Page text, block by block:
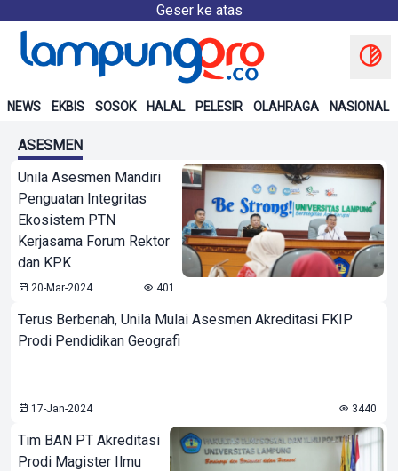
Geser ke atas
NEWS EKBIS SOSOK HALAL PELESIR OLAHRAGA NASIONAL
ASESMEN
Unila Asesmen Mandiri
Penguatan Integritas
Ekosistem PTN
Kerjasama Forum Rektor
dan KPK
20-Mar-2024 401
Terus Berbenah, Unila Mulai Asesmen Akreditasi FKIP
Prodi Pendidikan Geografi
17-Jan-2024 3440
Tim BAN PT Akreditasi
Prodi Magister Ilmu